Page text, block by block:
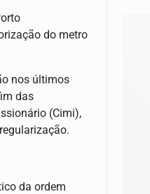
do metro
nos últimos
das
(Cimi),
da ordem